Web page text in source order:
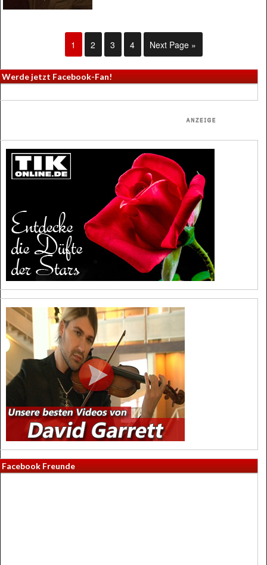
1 2 3 4 Next Page »
Werde jetzt Facebook-Fan!
Facebook Freunde